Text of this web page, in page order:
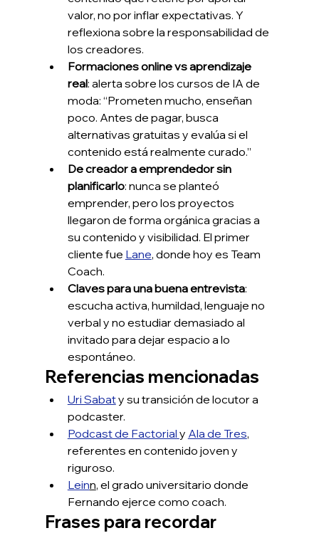
valor, no por inflar expectativas. Y
reflexiona sobre la responsabilidad de
los creadores.
Formaciones online vs aprendizaje
real: alerta sobre los cursos de IA de
moda: “Prometen mucho, enseñan
poco. Antes de pagar, busca
alternativas gratuitas y evalúa si el
contenido está realmente curado.”
De creador a emprendedor sin
planificarlo: nunca se planteó
emprender, pero los proyectos
llegaron de forma orgánica gracias a
su contenido y visibilidad. El primer
cliente fue Lane, donde hoy es Team
Coach.
Claves para una buena entrevista:
escucha activa, humildad, lenguaje no
verbal y no estudiar demasiado al
invitado para dejar espacio a lo
espontáneo.
Referencias mencionadas
Uri Sabat y su transición de locutor a
podcaster.
Podcast de Factorial y Ala de Tres,
referentes en contenido joven y
riguroso.
Leinn, el grado universitario donde
Fernando ejerce como coach.
Frases para recordar